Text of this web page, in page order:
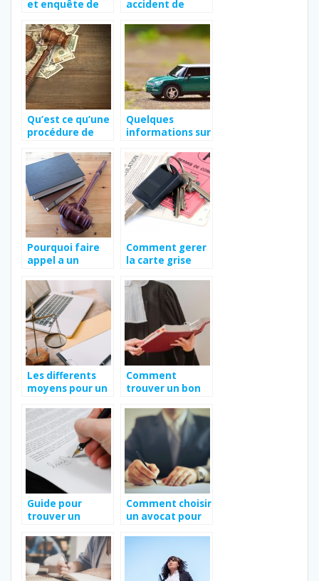
et enquête de
accident de
un avocat
spécialisé à Lyon
Qu’est ce qu’une
procédure de
judiciaire ?
Quelques
informations sur
que vous devez
connaitre
Pourquoi faire
appel a un
Comment gerer
la carte grise
du conjoint ?
Les differents
moyens pour un
d’obtenir une
assistance
juridique
efficace et
rapide.
Comment
trouver un bon
Guide pour
trouver un
Argenteuil :
quelques
conseils utiles
Comment choisir
un avocat pour
interets